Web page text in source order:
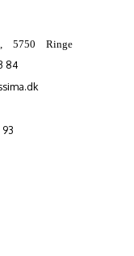
5750 Ringe
84